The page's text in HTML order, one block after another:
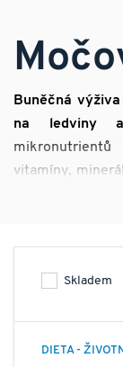
Buněčná
na ledviny
vitamíny,
stravy s
tedy
Skladem
DIETA -